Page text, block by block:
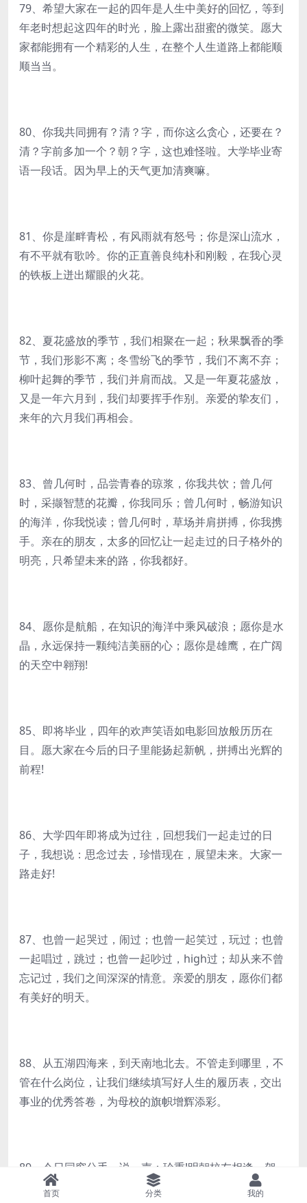
79、希望大家在一起的四年是人生中美好的回忆，等到
年老时想起这四年的时光，脸上露出甜蜜的微笑。愿大
家都能拥有一个精彩的人生，在整个人生道路上都能顺
顺当当。
80、你我共同拥有？清？字，而你这么贪心，还要在？
清？字前多加一个？朝？字，这也难怪啦。大学毕业寄
语一段话。因为早上的天气更加清爽嘛。
81、你是崖畔青松，有风雨就有怒号；你是深山流水，
有不平就有歌吟。你的正直善良纯朴和刚毅，在我心灵
的铁板上迸出耀眼的火花。
82、夏花盛放的季节，我们相聚在一起；秋果飘香的季
节，我们形影不离；冬雪纷飞的季节，我们不离不弃；
柳叶起舞的季节，我们并肩而战。又是一年夏花盛放，
又是一年六月到，我们却要挥手作别。亲爱的挚友们，
来年的六月我们再相会。
83、曾几何时，品尝青春的琼浆，你我共饮；曾几何
时，采撷智慧的花瓣，你我同乐；曾几何时，畅游知识
的海洋，你我悦读；曾几何时，草场并肩拼搏，你我携
手。亲在的朋友，太多的回忆让一起走过的日子格外的
明亮，只希望未来的路，你我都好。
84、愿你是航船，在知识的海洋中乘风破浪；愿你是水
晶，永远保持一颗纯洁美丽的心；愿你是雄鹰，在广阔
的天空中翱翔!
85、即将毕业，四年的欢声笑语如电影回放般历历在
目。愿大家在今后的日子里能扬起新帆，拼搏出光辉的
前程!
86、大学四年即将成为过往，回想我们一起走过的日
子，我想说：思念过去，珍惜现在，展望未来。大家一
路走好!
87、也曾一起哭过，闹过；也曾一起笑过，玩过；也曾
一起唱过，跳过；也曾一起吵过，high过；却从来不曾
忘记过，我们之间深深的情意。亲爱的朋友，愿你们都
有美好的明天。
88、从五湖四海来，到天南地北去。不管走到哪里，不
管在什么岗位，让我们继续填写好人生的履历表，交出
事业的优秀答卷，为母校的旗帜增辉添彩。
89、今日同窗分手，说一声：珍重!明朝校友相逢，贺一
句：成功!
首页 分类 我的